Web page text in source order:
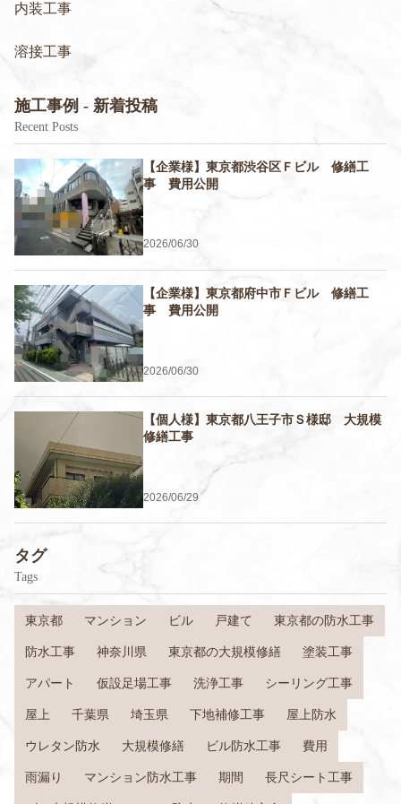
内装工事
溶接工事
施工事例 - 新着投稿
Recent Posts
【企業様】東京都渋谷区Ｆビル 修繕工
事 費用公開
2026/06/30
【企業様】東京都府中市Ｆビル 修繕工
事 費用公開
2026/06/30
【個人様】東京都八王子市Ｓ様邸 大規模
修繕工事
2026/06/29
タグ
Tags
東京都 マンション ビル 戸建て 東京都の防水工事
防水工事 神奈川県 東京都の大規模修繕 塗装工事
アパート 仮設足場工事 洗浄工事 シーリング工事
屋上 千葉県 埼玉県 下地補修工事 屋上防水
ウレタン防水 大規模修繕 ビル防水工事 費用
雨漏り マンション防水工事 期間 長尺シート工事